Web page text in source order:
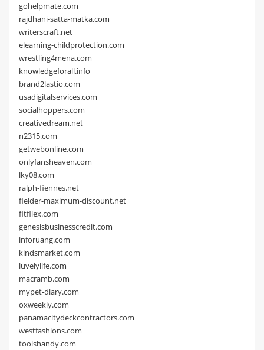
gohelpmate.com
rajdhani-satta-matka.com
writerscraft.net
elearning-childprotection.com
wrestling4mena.com
knowledgeforall.info
brand2lastio.com
usadigitalservices.com
socialhoppers.com
creativedream.net
n2315.com
getwebonline.com
onlyfansheaven.com
lky08.com
ralph-fiennes.net
fielder-maximum-discount.net
fitfllex.com
genesisbusinesscredit.com
inforuang.com
kindsmarket.com
luvelylife.com
macramb.com
mypet-diary.com
oxweekly.com
panamacitydeckcontractors.com
westfashions.com
toolshandy.com